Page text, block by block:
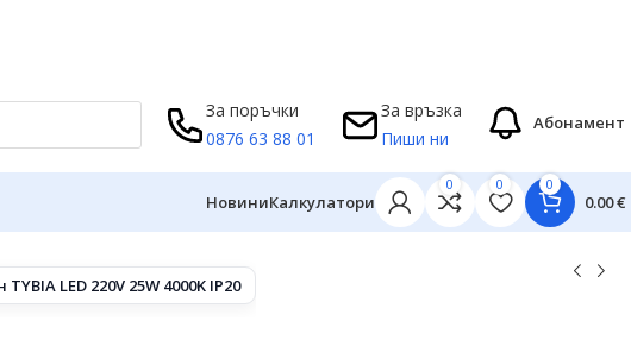
За поръчки
0876 63 88 01
За връзка
Пиши ни
Абонамент
НовиниКалкулатори
0

0

0
0.00€
LED 220V 25W 4000K IP20